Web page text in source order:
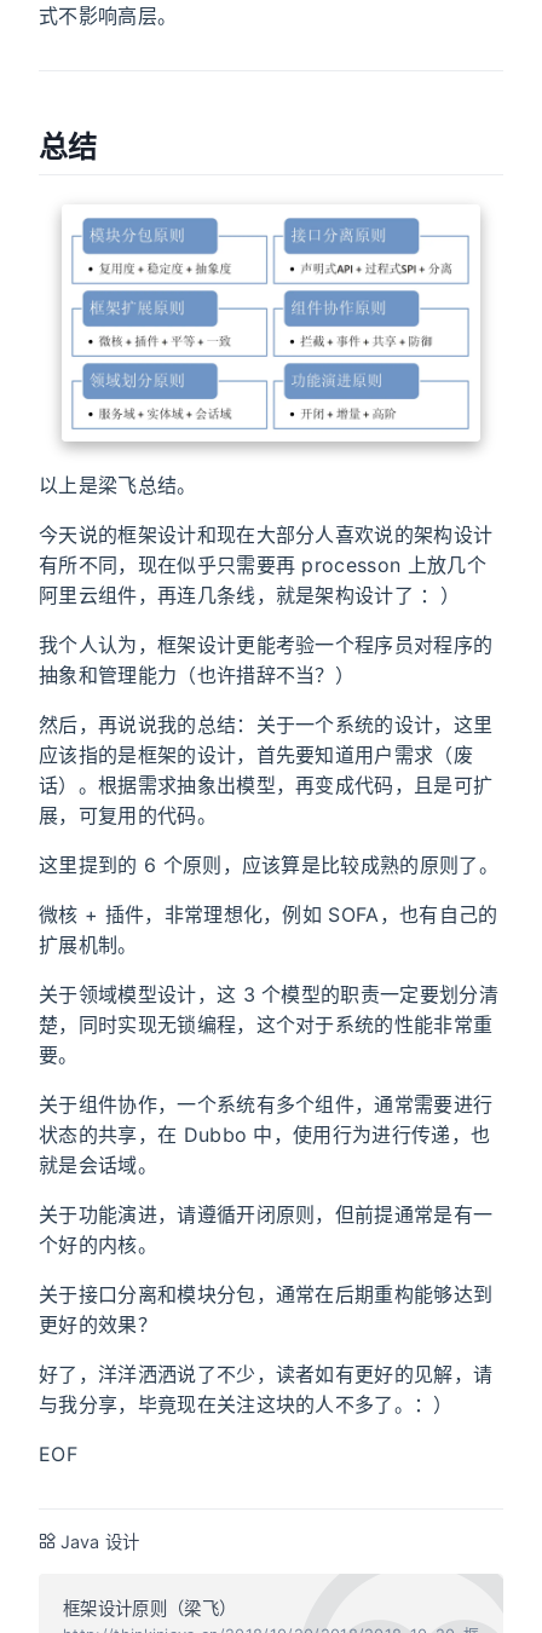
式不影响高层。
总结
以上是梁飞总结。
今天说的框架设计和现在大部分人喜欢说的架构设计
有所不同，现在似乎只需要再 processon 上放几个
阿里云组件，再连几条线，就是架构设计了 ：）
我个人认为，框架设计更能考验一个程序员对程序的
抽象和管理能力（也许措辞不当？）
然后，再说说我的总结：关于一个系统的设计，这里
应该指的是框架的设计，首先要知道用户需求（废
话）。根据需求抽象出模型，再变成代码，且是可扩
展，可复用的代码。
这里提到的 6 个原则，应该算是比较成熟的原则了。
微核 + 插件，非常理想化，例如 SOFA，也有自己的
扩展机制。
关于领域模型设计，这 3 个模型的职责一定要划分清
楚，同时实现无锁编程，这个对于系统的性能非常重
要。
关于组件协作，一个系统有多个组件，通常需要进行
状态的共享，在 Dubbo 中，使用行为进行传递，也
就是会话域。
关于功能演进，请遵循开闭原则，但前提通常是有一
个好的内核。
关于接口分离和模块分包，通常在后期重构能够达到
更好的效果？
好了，洋洋洒洒说了不少，读者如有更好的见解，请
与我分享，毕竟现在关注这块的人不多了。：）
EOF
Java 设计
框架设计原则（梁飞）